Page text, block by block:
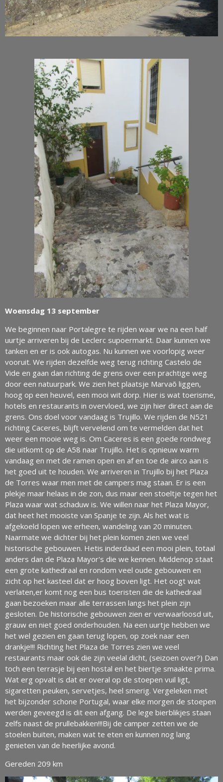
Woensdag 13 september
We beginnen naar Portalegre te rijden waar we na een half
uurtje arriveren bij de Leclerc supoermarkt. Daar kunnen we
tanken en er is ook autogas. Nu kunnen we voorlopig weer
vooruit. We rijden dezelfde weg terug richting Castelo de
Vide en gaan dan richting de grens over een prachtige weg
door een natuurpark. We zien het plaatsje Marvaõ liggen,
hoog op een heuvel, een mooi wit dorp. Hier is wat toerisme,
hotels en restaurants in overvloed, we zijn hier direct aan de
grens. Ons doel voor vandaag is Trujillo. We rijden de N521
richting Caceres, blijft vervelend om te vermelden dat het
weer een mooie weg is. Om Caceres is een goede rondweg
die uitkomt op de A58 naar Trujillo. Het is opnieuw warm
vandaag en met de ramen open en af en toe de airco aan is
het goed uit te houden. We arriveren in Trujillo bij het Plaza
de Torres waar men met de campers mag staan. Er is een
plekje maar helaas in de zon, dus maar een stoeltje tegen het
Plaza waar wat schaduw is. We willen naar het Plaza Mayor,
dat heet het mooiste van Spanje te zijn. Als het wat is
afgekoeld lopen we erheen, wandeling van 20 minuten.
Naarmate we dichter bij het plein komen zien we veel
historische gebouwen. Hetis inderdaad een mooi plein, totaal
anders dan de Plaza Mayor's die we kennen. Middenop staat
een grote kathedraal en rondom veel oude gebouwen en
zicht op het kasteel dat er hoog boven ligt. Het oogt wat
verlaten,er komt nog een bus toeristen die de kathedraal
gaan bezoeken maar alle terrassen langs het plein zijn
gesloten. De historische gebouwen zien er verwaarloosd uit,
grauw en niet goed onderhouden. Na een uurtje hebben we
het wel gezien en gaan terug lopen, op zoek naar een
drankje!!! Richting het Plaza de Torres zien we veel
restaurants maar ook die zijn veelal dicht, (seizoen over?) Dan
toch een terrasje bij een hostal en het biertje smaakte prima.
Wat erg opvalt is dat er overal op de stoepen vuil ligt,
sigaretten peuken, servetjes, heel smerig. Vergeleken met
het bijzonder schone Portugal, waar elke morgen de stoepen
werden geveegd is dit een afgang. De lege bierblikjes staan
zelfs naast de prullebakken!!!Bij de camper zetten we de
stoelen buiten, maken wat te eten en kunnen nog lang
genieten van de heerlijke avond.
Gereden 209 km